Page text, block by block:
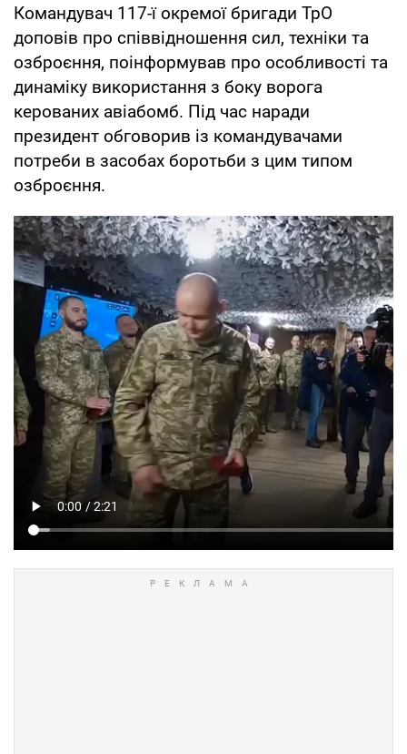
Командувач 117-ї окремої бригади ТрО
доповів про співвідношення сил, техніки та
озброєння, поінформував про особливості та
динаміку використання з боку ворога
керованих авіабомб. Під час наради
президент обговорив із командувачами
потреби в засобах боротьби з цим типом
озброєння.